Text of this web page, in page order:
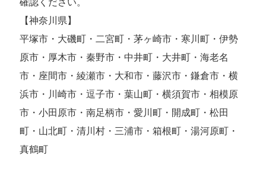
【神奈川県】
平塚市・大磯町・二宮町・茅ヶ崎市・寒川町・伊勢
原市・厚木市・秦野市・中井町・大井町・海老名
市・座間市・綾瀬市・大和市・藤沢市・鎌倉市・横
浜市・川崎市・逗子市・葉山町・横須賀市・相模原
市・小田原市・南足柄市・愛川町・開成町・松田
町・山北町・清川村・三浦市・箱根町・湯河原町・
真鶴町